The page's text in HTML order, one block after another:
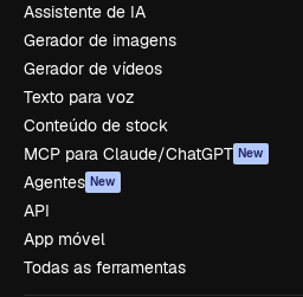
Assistente de IA
Gerador de imagens
Gerador de vídeos
Texto para voz
Conteúdo de stock
MCP para Claude/ChatGPT New
Agentes New
API
App móvel
Todas as ferramentas